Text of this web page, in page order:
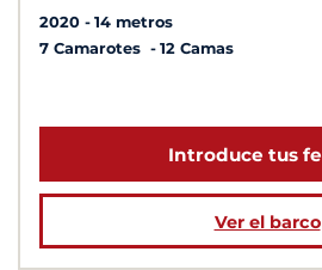
2020
14 metros
7 Camarotes
12 Camas
Introduce tus
Ver el barco